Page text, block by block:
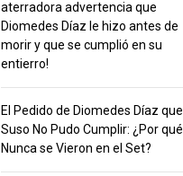
aterradora advertencia que
Diomedes Díaz le hizo antes de
morir y que se cumplió en su
entierro!
El Pedido de Diomedes Díaz que
Suso No Pudo Cumplir: ¿Por qué
Nunca se Vieron en el Set?